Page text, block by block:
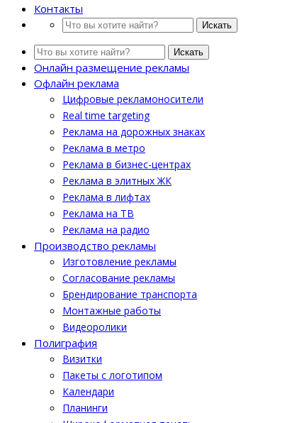
Контакты
Искать
Искать
Онлайн размещение рекламы
Офлайн реклама
Цифровые рекламоносители
Real time targeting
Реклама на дорожных знаках
Реклама в метро
Реклама в бизнес-центрах
Реклама в элитных ЖК
Реклама в лифтах
Реклама на ТВ
Реклама на радио
Производство рекламы
Изготовление рекламы
Cогласование рекламы
Брендирование транспорта
Монтажные работы
Видеоролики
Полиграфия
Визитки
Пакеты с логотипом
Календари
Планинги